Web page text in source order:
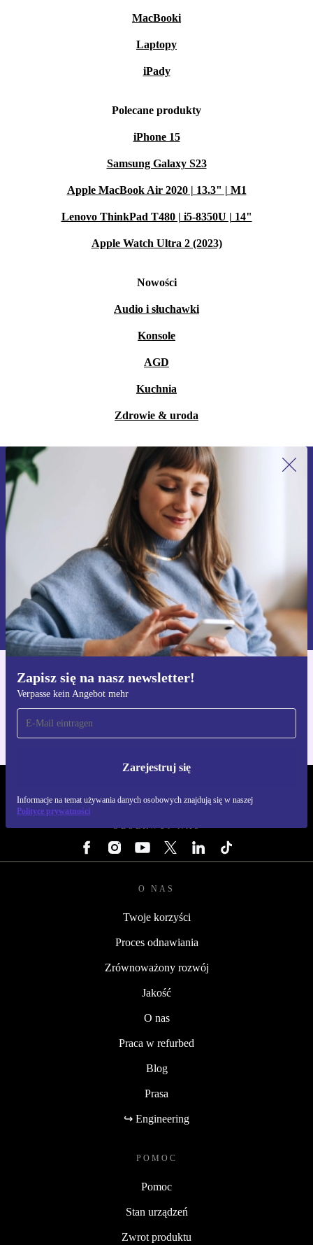
MacBooki
Laptopy
iPady
Polecane produkty
iPhone 15
Samsung Galaxy S23
Apple MacBook Air 2020 | 13.3" | M1
Lenovo ThinkPad T480 | i5-8350U | 14"
Apple Watch Ultra 2 (2023)
Nowości
Audio i słuchawki
Konsole
AGD
Kuchnia
Zdrowie & uroda
Zapisz się na nasz newsletter!
Verpasse kein Angebot mehr
Zarejestruj się
Informacje na temat używania danych osobowych znajdują się w naszej
Polityce prywatności
Zapisz się na nasz newsletter!
Nie przegap żadnej oferty.
Zarejestruj się
Informacje na temat używania danych osobowych znajdują się w
naszej
Polityce prywatności
Pobierz aplikację refurbed
Dla iOS i Android
OBSERWUJ NAS
O NAS
Twoje korzyści
Proces odnawiania
Zrównoważony rozwój
Jakość
O nas
Praca w refurbed
Blog
Prasa
↪ Engineering
POMOC
Pomoc
Stan urządzeń
Zwrot produktu